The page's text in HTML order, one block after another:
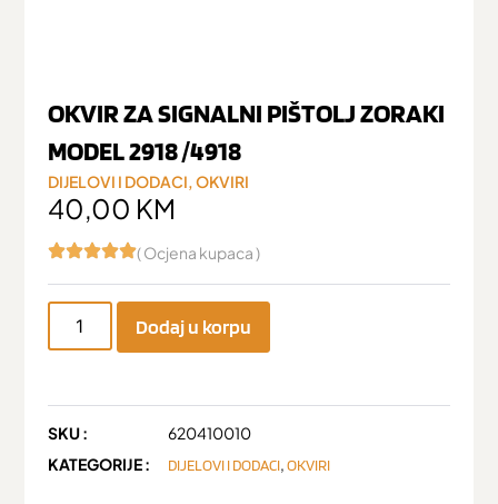
OKVIR ZA SIGNALNI PIŠTOLJ ZORAKI
MODEL 2918 /4918
DIJELOVI I DODACI,OKVIRI
40,00 KM
( Ocjena kupaca )
Dodaj u korpu
SKU :
620410010
KATEGORIJE :
DIJELOVI I DODACI,OKVIRI